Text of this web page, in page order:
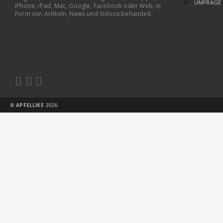
iPhone, iPad, Mac, Google, Facebook oder Web, in
Form von Artikeln, News und Videos behandelt.
  
UMFRAGE
©APFELLIKE 2026.